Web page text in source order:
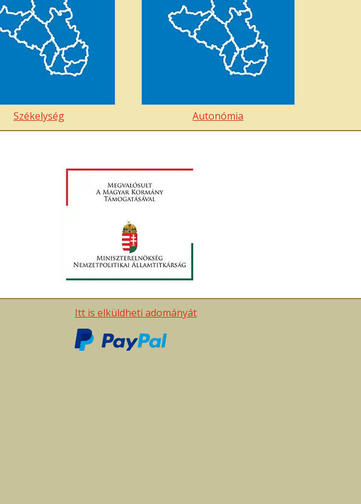
Székelység Autonómia
Itt is elküldheti adományát